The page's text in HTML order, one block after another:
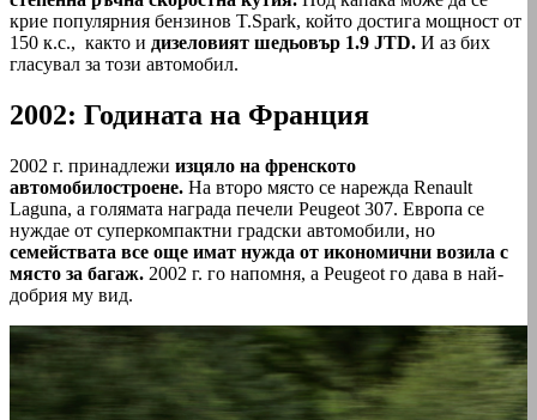
крие популярния бензинов T.Spark, който достига мощност от
150 к.с., както и дизеловият шедьовър 1.9 JTD. И аз бих
гласувал за този автомобил.
2002: Годината на Франция
2002 г. принадлежи изцяло на френското
автомобилостроене. На второ място се нарежда Renault
Laguna, а голямата награда печели Peugeot 307. Европа се
нуждае от суперкомпактни градски автомобили, но
семействата все още имат нужда от икономични возила с
място за багаж. 2002 г. го напомня, а Peugeot го дава в най-
добрия му вид.